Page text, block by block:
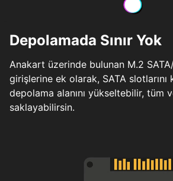
Depolamada Sınır Yok
Anakart üzerinde bulunan M.2
girişlerine ek olarak, SATA slotlarını
depolama alanını yükseltebilir, tüm
saklayabilirsin.